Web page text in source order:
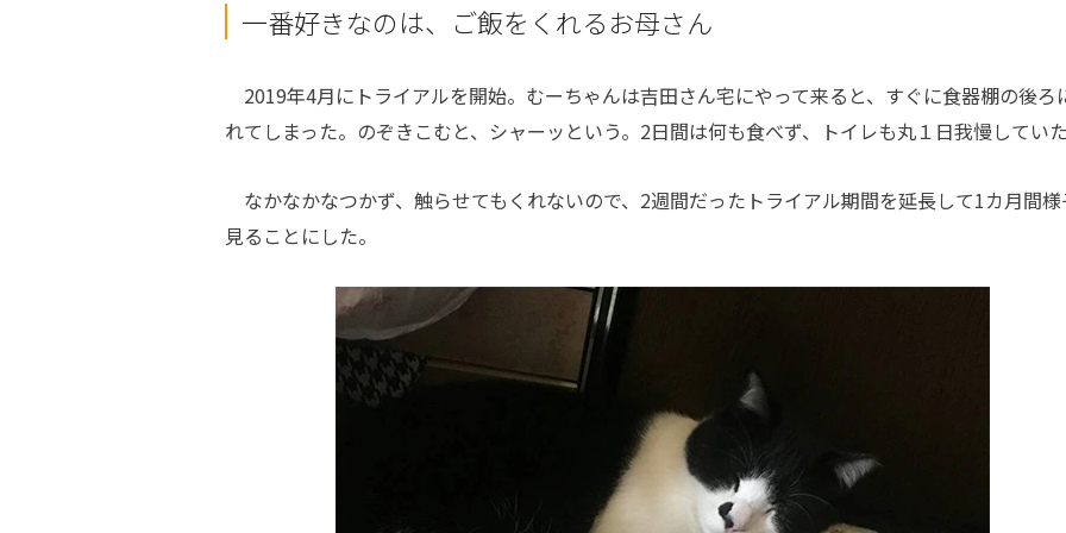
一番好きなのは、ご飯をくれるお母さん
2019年4月にトライアルを開始。むーちゃんは吉田さん宅にやって来ると、すぐに食器棚の後ろ
れてしまった。のぞきこむと、シャーッという。2日間は何も食べず、トイレも丸１日我慢していた
なかなかなつかず、触らせてもくれないので、2週間だったトライアル期間を延長して1カ月間様
見ることにした。